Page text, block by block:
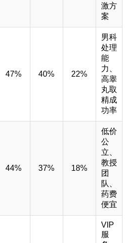
激方
案
47% 40% 22%
男科
处理
能
力、
高睾
丸取
精成
功率
44% 37% 18%
低价
公
立、
教授
团
队、
药费
便宜
VIP
服